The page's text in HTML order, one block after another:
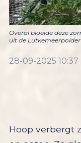
Overal bloeide deze
uit de Lutkemeerpolder
28-09-2025 10:37
Hoop verbergt
en gaten. Zo
ineens hoop
van Nieuw-
bebouwing van